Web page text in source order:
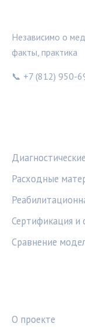
Независимо о
факты, практика
📞 +7 (812) 950-
Расходные
Сертификация и
Сравнение
О проекте